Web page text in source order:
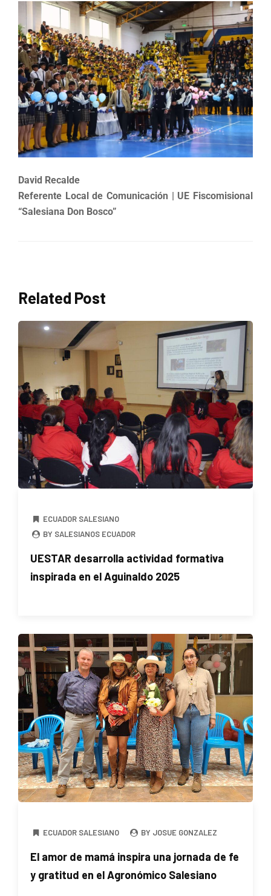
David Recalde
Referente Local de Comunicación | UE Fiscomisional
“Salesiana Don Bosco”
Related Post
ECUADOR SALESIANO
BY SALESIANOS ECUADOR
UESTAR desarrolla actividad formativa
inspirada en el Aguinaldo 2025
ECUADOR SALESIANO BY JOSUE GONZALEZ
El amor de mamá inspira una jornada de fe
y gratitud en el Agronómico Salesiano